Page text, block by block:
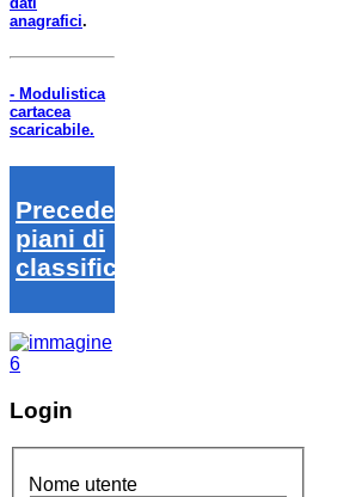
anagrafici.
- Modulistica
cartacea
scaricabile.
Precedenti
piani di
classifica
Login
Nome utente